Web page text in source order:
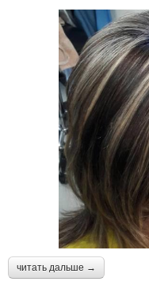
читать дальше →